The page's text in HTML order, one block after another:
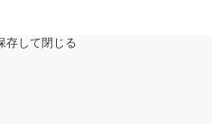
して閉じる